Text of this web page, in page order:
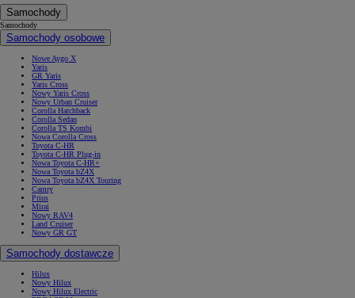
Samochody
Samochody
Samochody osobowe
Nowe Aygo X
Yaris
GR Yaris
Yaris Cross
Nowy Yaris Cross
Nowy Urban Cruiser
Corolla Hatchback
Corolla Sedan
Corolla TS Kombi
Nowa Corolla Cross
Toyota C-HR
Toyota C-HR Plug-in
Nowa Toyota C-HR+
Nowa Toyota bZ4X
Nowa Toyota bZ4X Touring
Camry
Prius
Mirai
Nowy RAV4
Land Cruiser
Nowy GR GT
Samochody dostawcze
Hilux
Nowy Hilux
Nowy Hilux Electric